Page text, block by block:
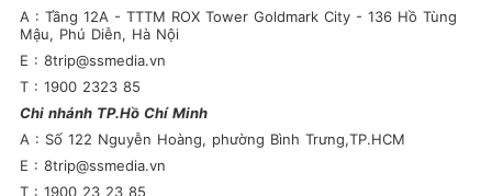
A : Tầng 12A - TTTM ROX Tower Goldmark City - 136 Hồ Tùng
Mậu, Phú Diễn, Hà Nội
E : 8trip@ssmedia.vn
T : 1900 2323 85
Chi nhánh TP.Hồ Chí Minh
A : Số 122 Nguyễn Hoàng, phường Bình Trưng,TP.HCM
E : 8trip@ssmedia.vn
T : 1900 23 23 85